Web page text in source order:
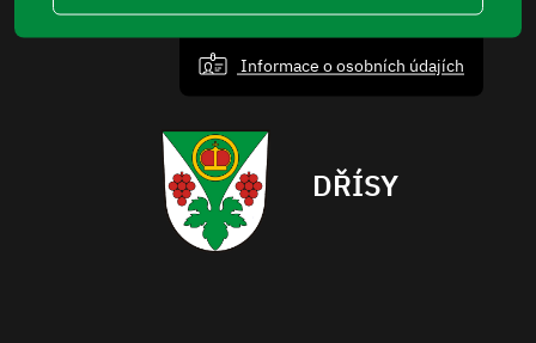
Informace o osobních údajích
DŘÍSY